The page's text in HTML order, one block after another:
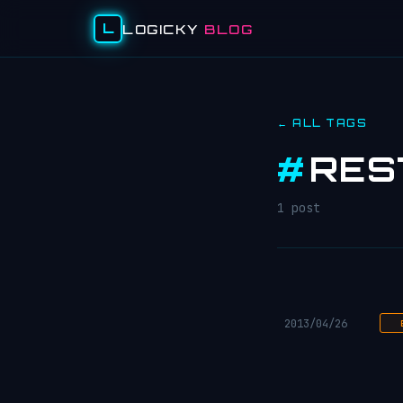
L LOGICKY BLOG
← ALL TAGS
#
1 post
2013/04/26